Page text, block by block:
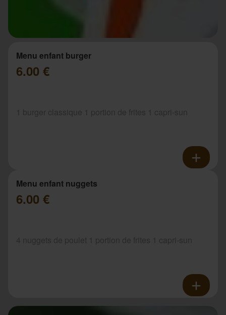
Menu enfant burger
6.00 €
Menu enfant nuggets
6.00 €